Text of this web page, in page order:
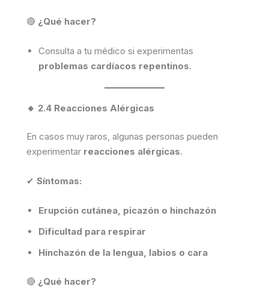
🔴 ¿Qué hacer?
Consulta a tu médico si experimentas
problemas cardíacos repentinos.
🔸 2.4 Reacciones Alérgicas
En casos muy raros, algunas personas pueden
experimentar reacciones alérgicas.
✔ Síntomas:
Erupción cutánea, picazón o hinchazón
Dificultad para respirar
Hinchazón de la lengua, labios o cara
🔴 ¿Qué hacer?